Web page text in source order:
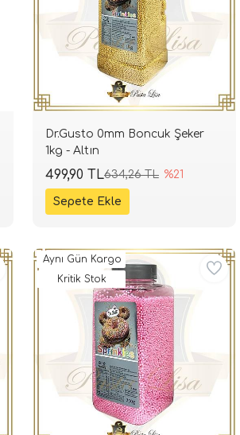
Dr.Gusto 0mm Boncuk Şeker
1kg - Altın
634,26 TL %21
499,90 TL
Aynı Gün Kargo
Kritik Stok